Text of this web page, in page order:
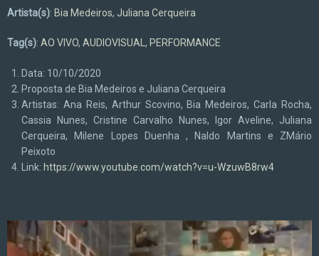
Artista(s): Bia Medeiros, Juliana Cerqueira
Tag(s): AO VIVO, AUDIOVISUAL , PERFORMANCE
Data: 10/10/2020
Proposta de Bia Medeiros e Juliana Cerqueira
Artistas: Ana Reis, Arthur Scovino, Bia Medeiros, Carla Rocha,
Cassia Nunes, Cristine Carvalho Nunes, Igor Aveline, Juliana
Cerqueira, Milene Lopes Duenha , Naldo Martins e ZMário
Peixoto
Link: https://www.youtube.com/watch?v=u-WzuwB8rw4